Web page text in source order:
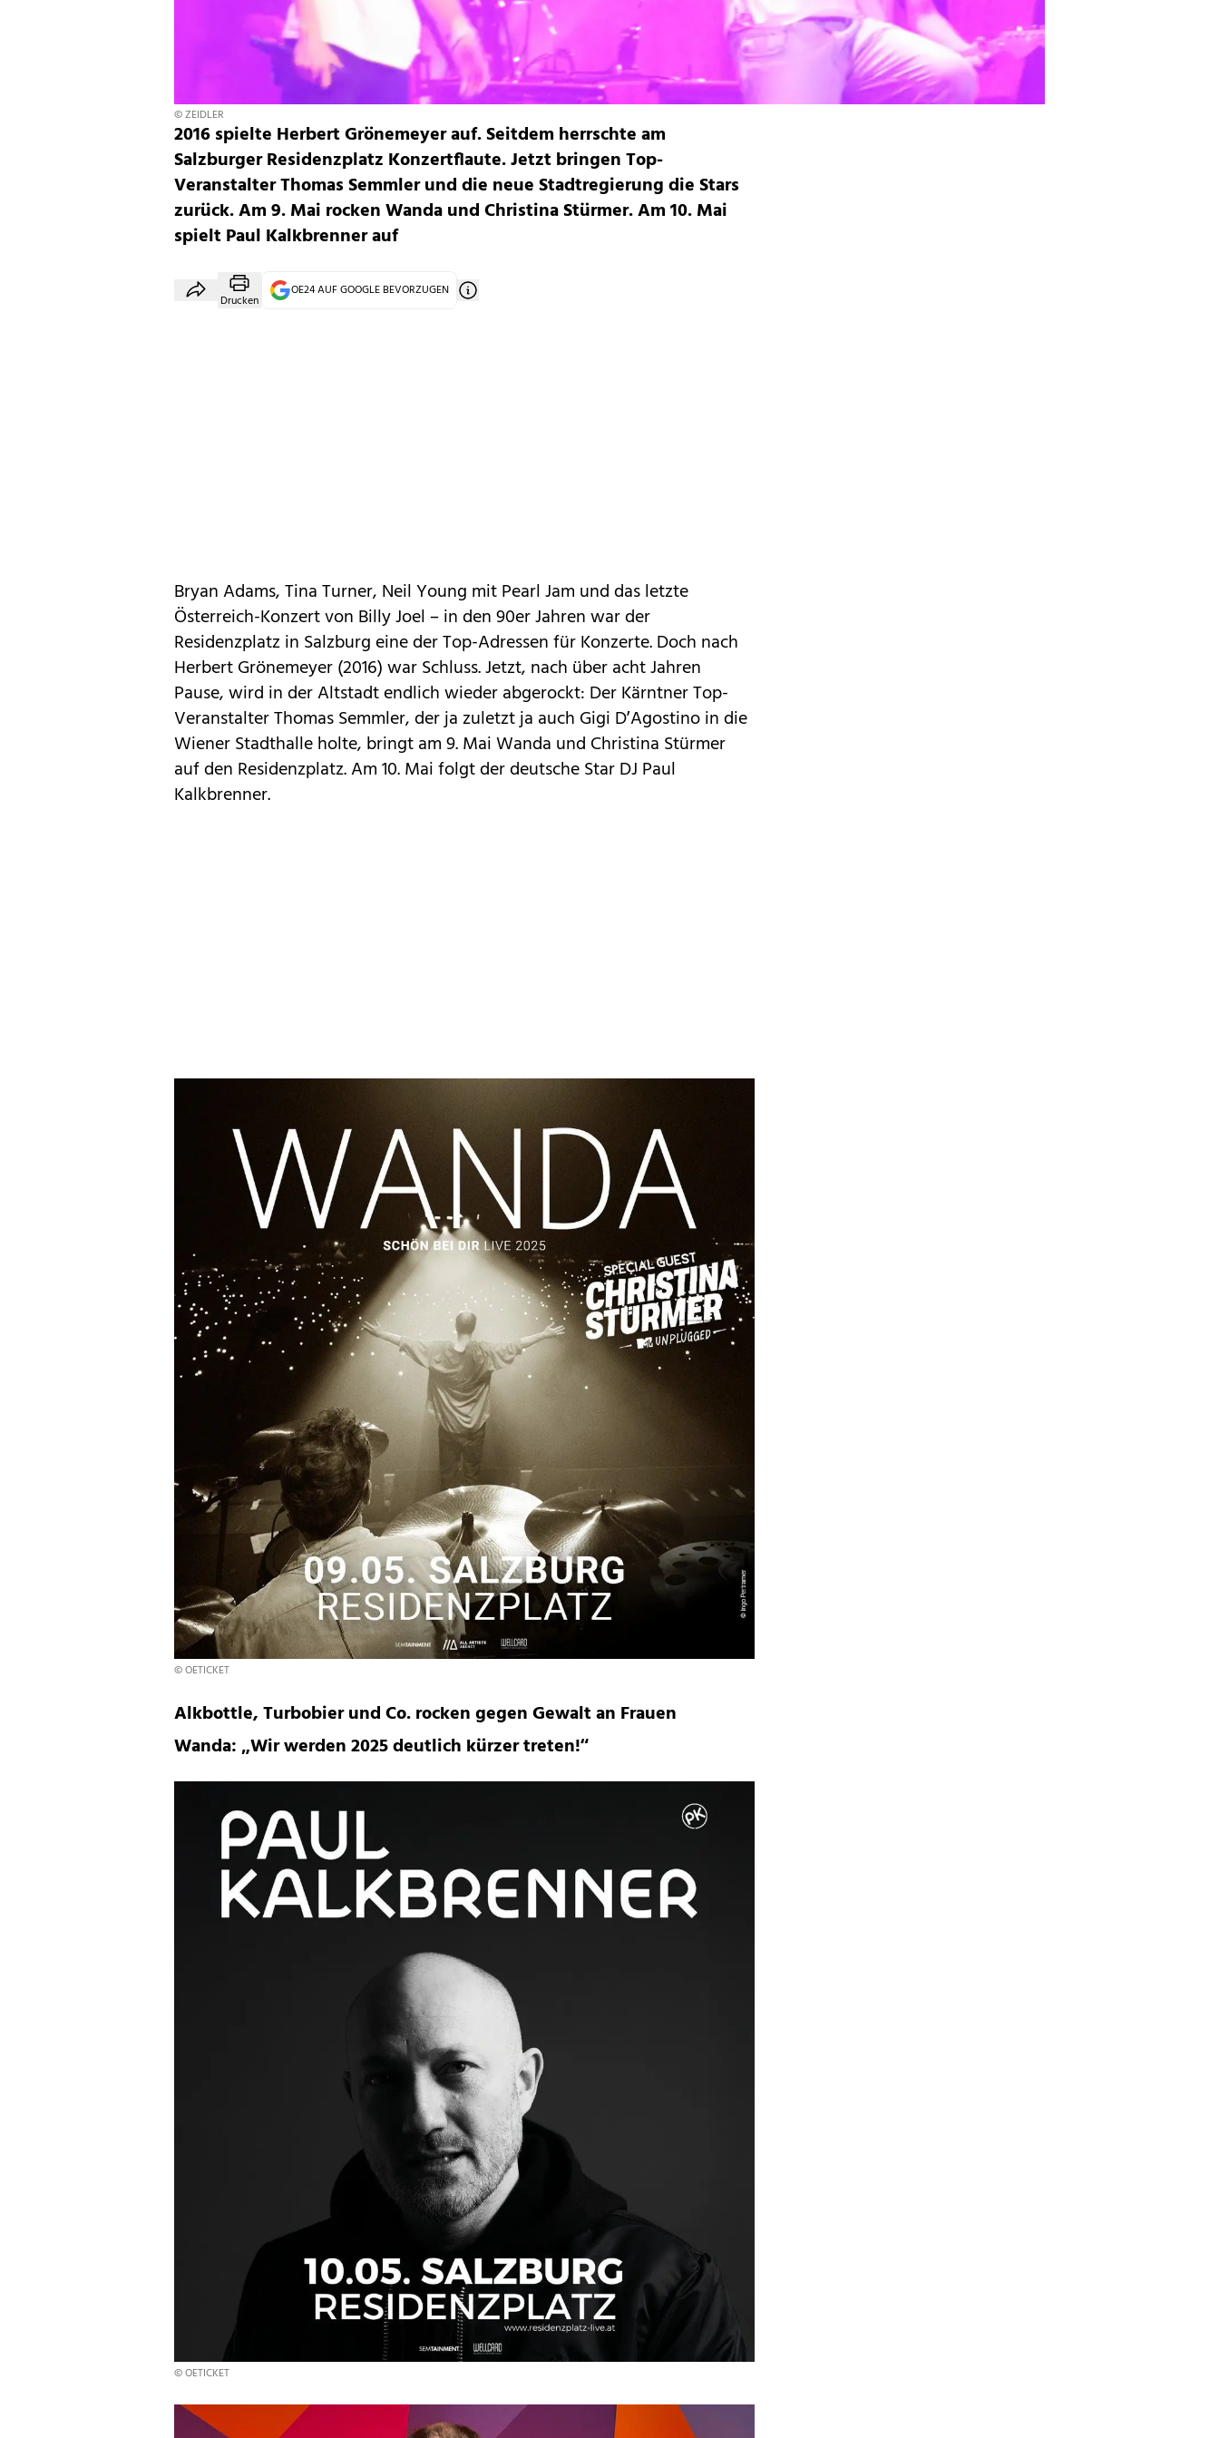
© ZEIDLER
2016 spielte Herbert Grönemeyer auf. Seitdem herrschte am
Salzburger Residenzplatz Konzertflaute. Jetzt bringen Top-
Veranstalter Thomas Semmler und die neue Stadtregierung die Stars
zurück. Am 9. Mai rocken Wanda und Christina Stürmer. Am 10. Mai
spielt Paul Kalkbrenner auf
Drucken
OE24 AUF GOOGLE BEVORZUGEN
Bryan Adams, Tina Turner, Neil Young mit Pearl Jam und das letzte
Österreich-Konzert von Billy Joel – in den 90er Jahren war der
Residenzplatz in Salzburg eine der Top-Adressen für Konzerte. Doch nach
Herbert Grönemeyer (2016) war Schluss. Jetzt, nach über acht Jahren
Pause, wird in der Altstadt endlich wieder abgerockt: Der Kärntner Top-
Veranstalter Thomas Semmler, der ja zuletzt ja auch Gigi D’Agostino in die
Wiener Stadthalle holte, bringt am 9. Mai Wanda und Christina Stürmer
auf den Residenzplatz. Am 10. Mai folgt der deutsche Star DJ Paul
Kalkbrenner.
© OETICKET
Alkbottle, Turbobier und Co. rocken gegen Gewalt an Frauen
Wanda: „Wir werden 2025 deutlich kürzer treten!“
© OETICKET